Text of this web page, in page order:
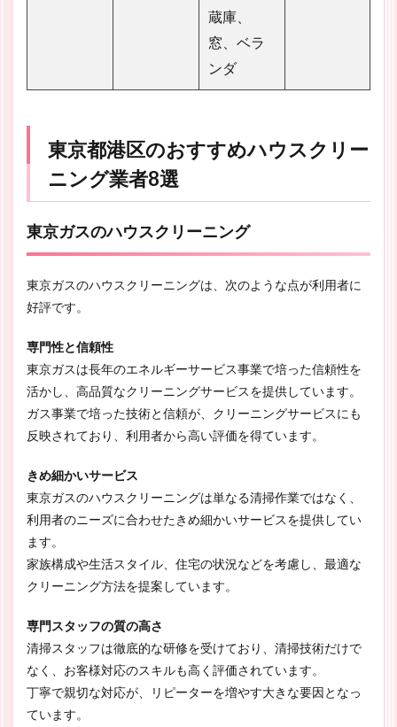
蔵庫、
窓、ベラ
ンダ
東京都港区のおすすめハウスクリー
ニング業者8選
東京ガスのハウスクリーニング
東京ガスのハウスクリーニングは、次のような点が利用者に
好評です。
専門性と信頼性
東京ガスは長年のエネルギーサービス事業で培った信頼性を
活かし、高品質なクリーニングサービスを提供しています。
ガス事業で培った技術と信頼が、クリーニングサービスにも
反映されており、利用者から高い評価を得ています。
きめ細かいサービス
東京ガスのハウスクリーニングは単なる清掃作業ではなく、
利用者のニーズに合わせたきめ細かいサービスを提供してい
ます。
家族構成や生活スタイル、住宅の状況などを考慮し、最適な
クリーニング方法を提案しています。
専門スタッフの質の高さ
清掃スタッフは徹底的な研修を受けており、清掃技術だけで
なく、お客様対応のスキルも高く評価されています。
丁寧で親切な対応が、リピーターを増やす大きな要因となっ
ています。